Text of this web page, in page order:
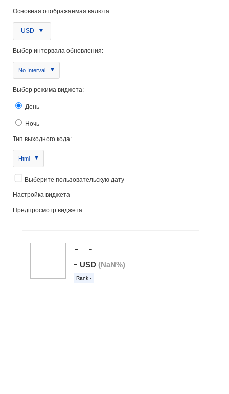
Основная отображаемая валюта:
USD
Выбор интервала обновления:
No Interval
Выбор режима виджета:
День
Ночь
Тип выходного кода:
Html
Выберите пользовательскую дату
Настройка виджета
Предпросмотр виджета: